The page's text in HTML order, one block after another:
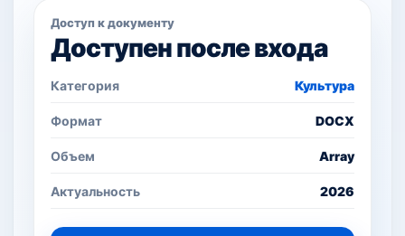
Доступ к документу
Доступен после входа
Категория Культура
Формат DOCX
Объем Array
Актуальность 2026